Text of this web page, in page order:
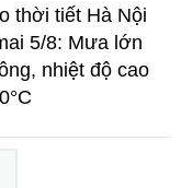
thời tiết Hà Nội
5/8: Mưa lớn
nhiệt độ cao